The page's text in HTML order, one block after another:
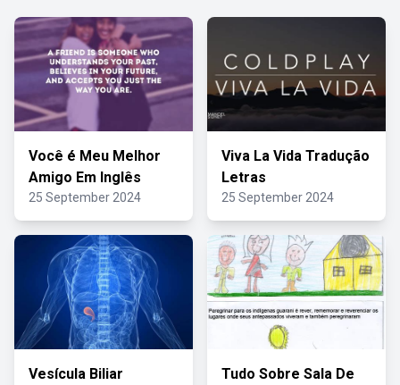
Você é Meu Melhor
Amigo Em Inglês
25 September 2024
Viva La Vida Tradução
Letras
25 September 2024
Vesícula Biliar Tudo Sobre Sala De